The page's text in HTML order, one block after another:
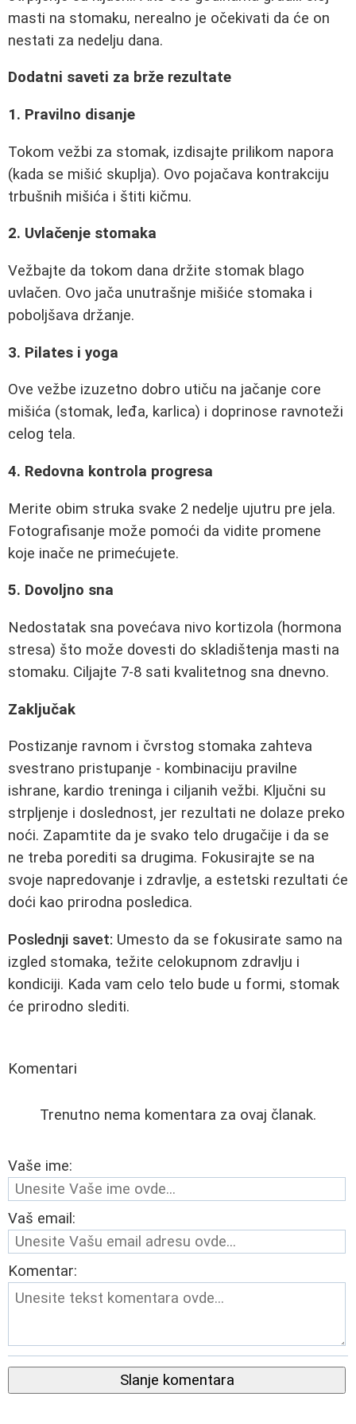
masti na stomaku, nerealno je očekivati da će on
nestati za nedelju dana.
Dodatni saveti za brže rezultate
1. Pravilno disanje
Tokom vežbi za stomak, izdisajte prilikom napora
(kada se mišić skuplja). Ovo pojačava kontrakciju
trbušnih mišića i štiti kičmu.
2. Uvlačenje stomaka
Vežbajte da tokom dana držite stomak blago
uvlačen. Ovo jača unutrašnje mišiće stomaka i
poboljšava držanje.
3. Pilates i yoga
Ove vežbe izuzetno dobro utiču na jačanje core
mišića (stomak, leđa, karlica) i doprinose ravnoteži
celog tela.
4. Redovna kontrola progresa
Merite obim struka svake 2 nedelje ujutru pre jela.
Fotografisanje može pomoći da vidite promene
koje inače ne primećujete.
5. Dovoljno sna
Nedostatak sna povećava nivo kortizola (hormona
stresa) što može dovesti do skladištenja masti na
stomaku. Ciljajte 7-8 sati kvalitetnog sna dnevno.
Zaključak
Postizanje ravnom i čvrstog stomaka zahteva
svestrano pristupanje - kombinaciju pravilne
ishrane, kardio treninga i ciljanih vežbi. Ključni su
strpljenje i doslednost, jer rezultati ne dolaze preko
noći. Zapamtite da je svako telo drugačije i da se
ne treba porediti sa drugima. Fokusirajte se na
svoje napredovanje i zdravlje, a estetski rezultati će
doći kao prirodna posledica.
Poslednji savet: Umesto da se fokusirate samo na
izgled stomaka, težite celokupnom zdravlju i
kondiciji. Kada vam celo telo bude u formi, stomak
će prirodno slediti.
Komentari
Trenutno nema komentara za ovaj članak.
Vaše ime:
Vaš email:
Komentar:
Slanje komentara